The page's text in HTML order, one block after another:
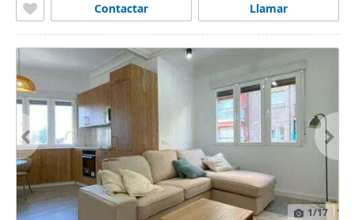
Llamar
Contactar
1/17